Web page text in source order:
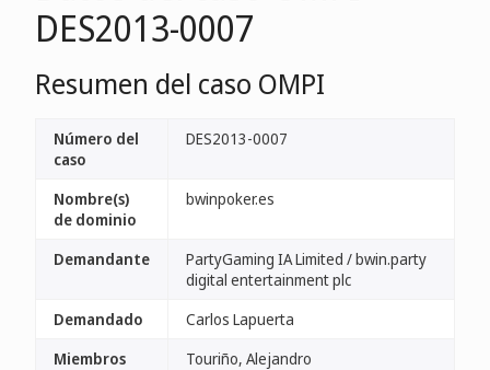
DES2013-0007
Resumen del caso OMPI
Número del
caso
DES2013-0007
Nombre(s)
de dominio
bwinpoker.es
Demandante
PartyGaming IA Limited / bwin.party
digital entertainment plc
Demandado
Carlos Lapuerta
Miembros
Touriño, Alejandro